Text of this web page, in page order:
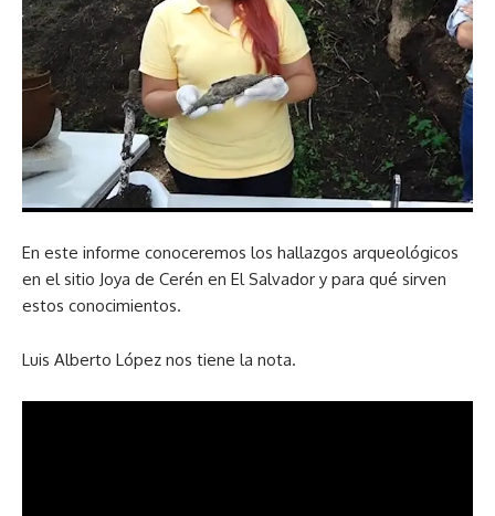
En este informe conoceremos los hallazgos arqueológicos
en el sitio Joya de Cerén en El Salvador y para qué sirven
estos conocimientos.
Luis Alberto López nos tiene la nota.